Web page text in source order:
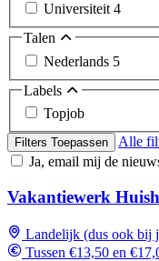
Universiteit 4
Talen
Nederlands 5
Labels
Topjob
Filters Toepassen
Alle
Ja, email mij de
Vakantiewerk
Landelijk (dus ook bij
Tussen €13,50 en